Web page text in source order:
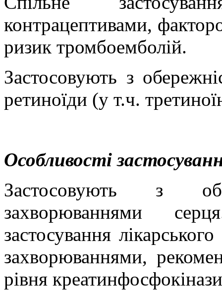
контрацептивами,
ризик тромбоемболій.
Застосовують з
ретиноїди (у т.ч.
Особливості
Застосовують з
захворюваннями
застосування
захворюваннями,
рівня